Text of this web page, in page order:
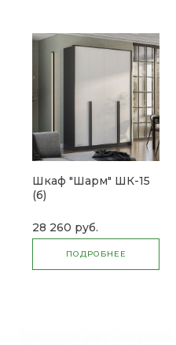
Шкаф "Шарм" ШК-15
(б)
28 260 руб.
ПОДРОБНЕЕ